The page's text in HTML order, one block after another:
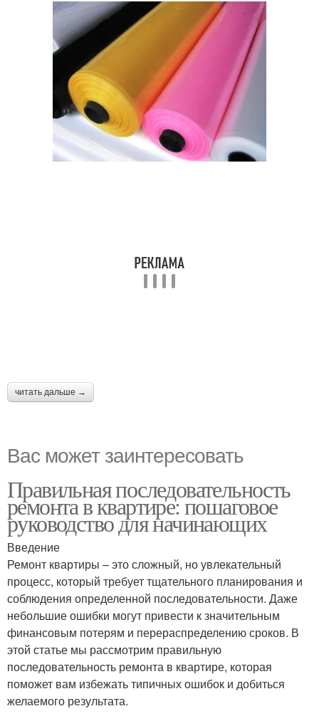
читать дальше →
Вас может заинтересовать
Правильная последовательность
ремонта в квартире: пошаговое
руководство для начинающих
Введение
Ремонт квартиры – это сложный, но увлекательный
процесс, который требует тщательного планирования и
соблюдения определенной последовательности. Даже
небольшие ошибки могут привести к значительным
финансовым потерям и перераспределению сроков. В
этой статье мы рассмотрим правильную
последовательность ремонта в квартире, которая
поможет вам избежать типичных ошибок и добиться
желаемого результата.